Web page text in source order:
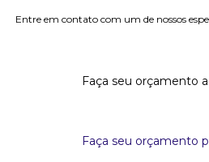
Entre em contato com um de nossos
Faça seu orçamento
Faça seu orçamento